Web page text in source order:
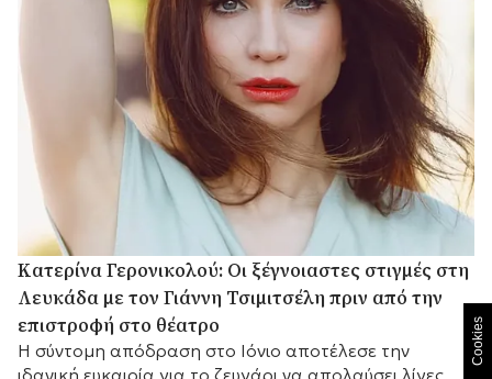
Κατερίνα Γερονικολού: Οι ξέγνοιαστες στιγμές στη
Λευκάδα με τον Γιάννη Τσιμιτσέλη πριν από την
επιστροφή στο θέατρο
Η σύντομη απόδραση στο Ιόνιο αποτέλεσε την
Cookies